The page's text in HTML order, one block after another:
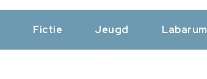
Fictie Jeugd Labarum